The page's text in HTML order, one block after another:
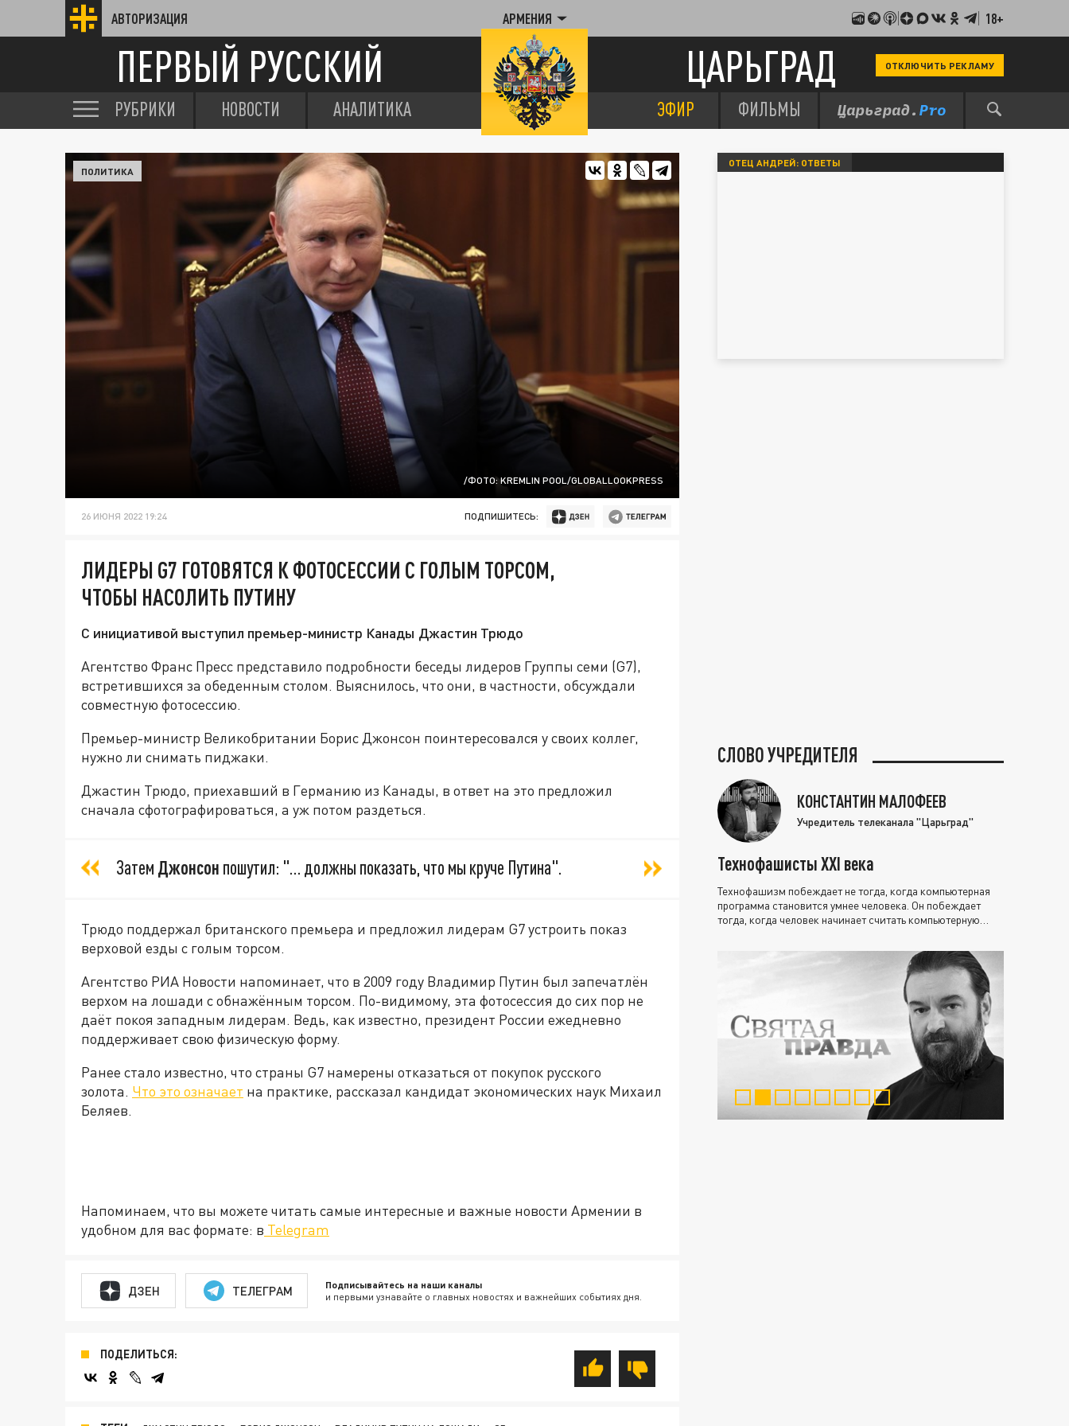
АВТОРИЗАЦИЯ АРМЕНИЯ 18+
ПЕРВЫЙ РУССКИЙ ЦАРЬГРАД ОТКЛЮЧИТЬ РЕКЛАМУ
РУБРИКИ НОВОСТИ АНАЛИТИКА ЭФИР ФИЛЬМЫ
/ФОТО: KREMLIN POOL/GLOBALLOOKPRESS
ПОЛИТИКА
26 ИЮНЯ 2022 19:24 ПОДПИШИТЕСЬ:
ЛИДЕРЫ G7 ГОТОВЯТСЯ К ФОТОСЕССИИ С ГОЛЫМ ТОРСОМ,
ЧТОБЫ НАСОЛИТЬ ПУТИНУ
С инициативой выступил премьер-министр Канады Джастин Трюдо
Агентство Франс Пресс представило подробности беседы лидеров Группы семи (G7),
встретившихся за обеденным столом. Выяснилось, что они, в частности, обсуждали
совместную фотосессию.
Премьер-министр Великобритании Борис Джонсон поинтересовался у своих коллег,
нужно ли снимать пиджаки.
Джастин Трюдо, приехавший в Германию из Канады, в ответ на это предложил
сначала сфотографироваться, а уж потом раздеться.
Затем Джонсон пошутил: "… должны показать, что мы круче Путина".
Трюдо поддержал британского премьера и предложил лидерам G7 устроить показ
верховой езды с голым торсом.
Агентство РИА Новости напоминает, что в 2009 году Владимир Путин был запечатлён
верхом на лошади с обнажённым торсом. По-видимому, эта фотосессия до сих пор не
даёт покоя западным лидерам. Ведь, как известно, президент России ежедневно
поддерживает свою физическую форму.
Ранее стало известно, что страны G7 намерены отказаться от покупок русского
золота. Что это означает на практике, рассказал кандидат экономических наук Михаил
Беляев.
Напоминаем, что вы можете читать самые интересные и важные новости Армении в
удобном для вас формате: в Telegram
ДЗЕН ТЕЛЕГРАМ Подписывайтесь на наши каналы
и первыми узнавайте о главных новостях и важнейших событиях дня.
ПОДЕЛИТЬСЯ:
ОТЕЦ АНДРЕЙ: ОТВЕТЫ
СЛОВО УЧРЕДИТЕЛЯ
КОНСТАНТИН МАЛОФЕЕВ
Учредитель телеканала "Царьград"
Технофашисты XXI века
Технофашизм побеждает не тогда, когда компьютерная
программа становится умнее человека. Он побеждает
тогда, когда человек начинает считать компьютерную